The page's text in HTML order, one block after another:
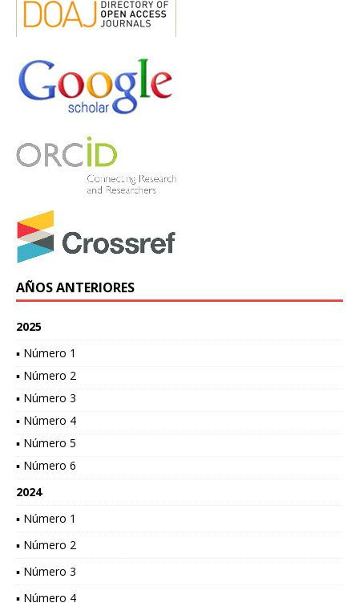
AÑOS ANTERIORES
2025
▪ Número 1
▪ Número 2
▪ Número 3
▪ Número 4
▪ Número 5
▪ Número 6
2024
▪ Número 1
▪ Número 2
▪ Número 3
▪ Número 4